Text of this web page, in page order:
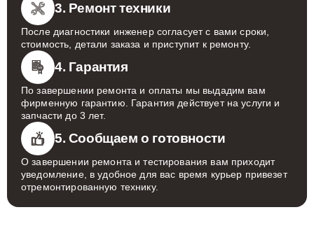
3. Ремонт техники
После диагностики инженер согласует с вами сроки,
стоимость, детали заказа и приступит к ремонту.
4. Гарантия
По завершении ремонта и оплаты мы выдадим вам
фирменную гарантию. Гарантия действует на услуги и
запчасти до 3 лет.
5. Сообщаем о готовности
О завершении ремонта и тестирования вам приходит
уведомление, в удобное для вас время курьер привезет
отремонтированную технику.